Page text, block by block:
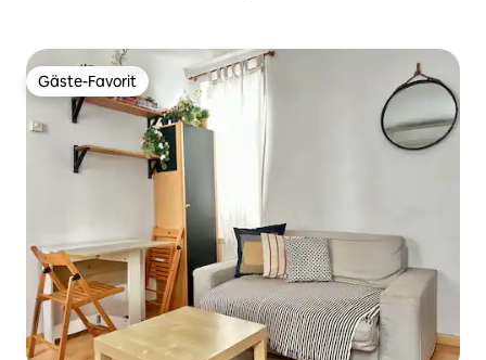
Gäste-Favorit
Gäste-Favorit